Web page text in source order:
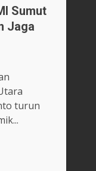
Sumut
Jaga
turun